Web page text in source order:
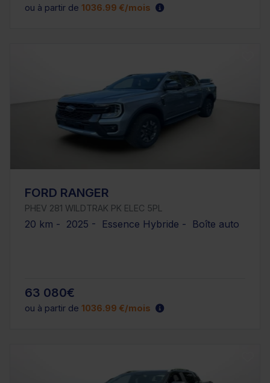
ou à partir de 1036.99 €/mois
FORD RANGER
PHEV 281 WILDTRAK PK ELEC 5PL
20 km - 2025 - Essence Hybride - Boîte auto
63 080€
ou à partir de 1036.99 €/mois